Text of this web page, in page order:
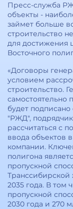
Пресс-служба
объекты -
займет больше
строительство
для достижения
Восточного
«Договоры
условием
строительство.
самостоятельно
будет
"РЖД",
рассчитаться с
ввода объектов
компании.
полигона
пропускной
2035 года. В том
пропускной
2030 года и 270